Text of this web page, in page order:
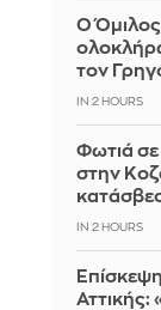
Ο
τον
IN 2 HOURS
Φωτιά σε
στην
IN 2 HOURS
Αττικής: